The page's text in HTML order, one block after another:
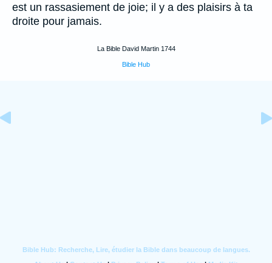
est un rassasiement de joie; il y a des plaisirs à ta
droite pour jamais.
La Bible David Martin 1744
Bible Hub